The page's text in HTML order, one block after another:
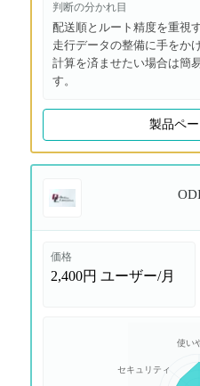
判断の分かれ目
配送順とルート精度を重視
走行データの整備に手をか
計算を済ませたい場合は簡
す。
製品ペ
価格
2,400円 ユーザー/月
使い
セキュリティ